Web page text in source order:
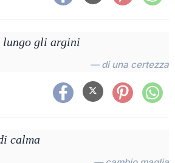
lungo gli argini
— di una certezza
calma